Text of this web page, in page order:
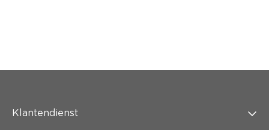
Klantendienst